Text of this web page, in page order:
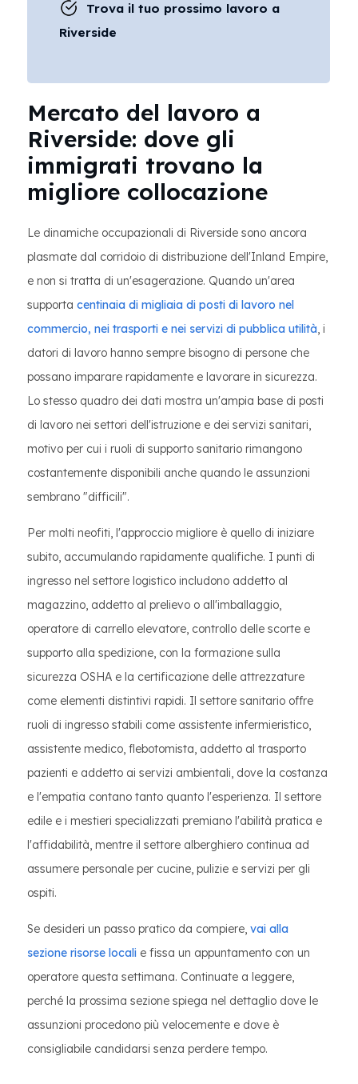
Trova il tuo prossimo lavoro a
Riverside
Mercato del lavoro a
Riverside: dove gli
immigrati trovano la
migliore collocazione
Le dinamiche occupazionali di Riverside sono ancora
plasmate dal corridoio di distribuzione dell'Inland Empire,
e non si tratta di un'esagerazione. Quando un'area
supporta centinaia di migliaia di posti di lavoro nel
commercio, nei trasporti e nei servizi di pubblica utilità, i
datori di lavoro hanno sempre bisogno di persone che
possano imparare rapidamente e lavorare in sicurezza.
Lo stesso quadro dei dati mostra un'ampia base di posti
di lavoro nei settori dell'istruzione e dei servizi sanitari,
motivo per cui i ruoli di supporto sanitario rimangono
costantemente disponibili anche quando le assunzioni
sembrano "difficili".
Per molti neofiti, l'approccio migliore è quello di iniziare
subito, accumulando rapidamente qualifiche. I punti di
ingresso nel settore logistico includono addetto al
magazzino, addetto al prelievo o all'imballaggio,
operatore di carrello elevatore, controllo delle scorte e
supporto alla spedizione, con la formazione sulla
sicurezza OSHA e la certificazione delle attrezzature
come elementi distintivi rapidi. Il settore sanitario offre
ruoli di ingresso stabili come assistente infermieristico,
assistente medico, flebotomista, addetto al trasporto
pazienti e addetto ai servizi ambientali, dove la costanza
e l'empatia contano tanto quanto l'esperienza. Il settore
edile e i mestieri specializzati premiano l'abilità pratica e
l'affidabilità, mentre il settore alberghiero continua ad
assumere personale per cucine, pulizie e servizi per gli
ospiti.
Se desideri un passo pratico da compiere, vai alla
sezione risorse locali e fissa un appuntamento con un
operatore questa settimana. Continuate a leggere,
perché la prossima sezione spiega nel dettaglio dove le
assunzioni procedono più velocemente e dove è
consigliabile candidarsi senza perdere tempo.